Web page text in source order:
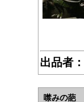
出品者：
噤みの葩